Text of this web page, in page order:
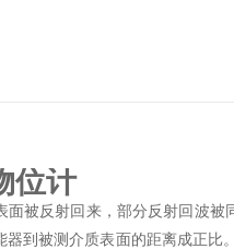
位计
被反射回来，部分反射回波被
到被测介质表面的距离成正比